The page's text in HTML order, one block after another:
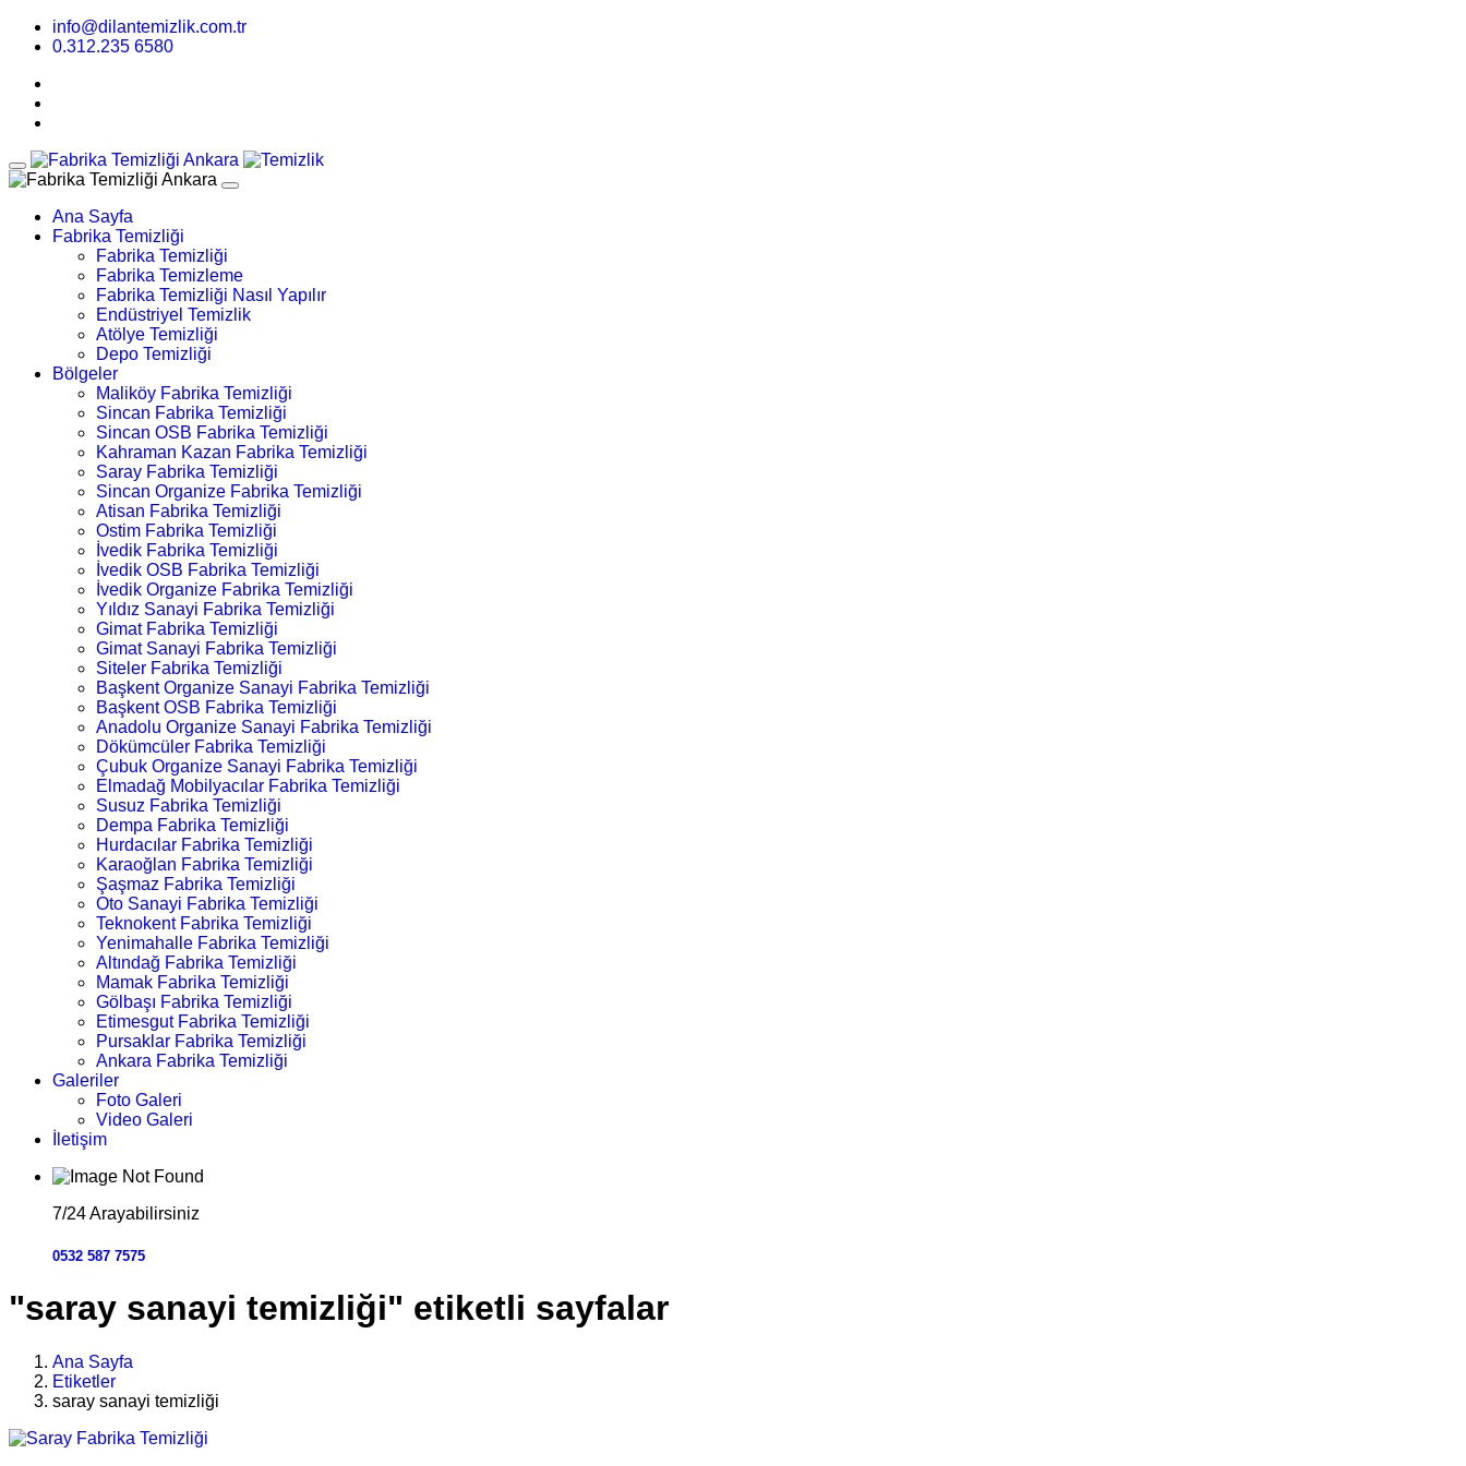
info@dilantemizlik.com.tr
0.312.235 6580
Ana Sayfa
Fabrika Temizliği
Fabrika Temizliği
Fabrika Temizleme
Fabrika Temizliği Nasıl Yapılır
Endüstriyel Temizlik
Atölye Temizliği
Depo Temizliği
Bölgeler
Maliköy Fabrika Temizliği
Sincan Fabrika Temizliği
Sincan OSB Fabrika Temizliği
Kahraman Kazan Fabrika Temizliği
Saray Fabrika Temizliği
Sincan Organize Fabrika Temizliği
Atisan Fabrika Temizliği
Ostim Fabrika Temizliği
İvedik Fabrika Temizliği
İvedik OSB Fabrika Temizliği
İvedik Organize Fabrika Temizliği
Yıldız Sanayi Fabrika Temizliği
Gimat Fabrika Temizliği
Gimat Sanayi Fabrika Temizliği
Siteler Fabrika Temizliği
Başkent Organize Sanayi Fabrika Temizliği
Başkent OSB Fabrika Temizliği
Anadolu Organize Sanayi Fabrika Temizliği
Dökümcüler Fabrika Temizliği
Çubuk Organize Sanayi Fabrika Temizliği
Elmadağ Mobilyacılar Fabrika Temizliği
Susuz Fabrika Temizliği
Dempa Fabrika Temizliği
Hurdacılar Fabrika Temizliği
Karaoğlan Fabrika Temizliği
Şaşmaz Fabrika Temizliği
Oto Sanayi Fabrika Temizliği
Teknokent Fabrika Temizliği
Yenimahalle Fabrika Temizliği
Altındağ Fabrika Temizliği
Mamak Fabrika Temizliği
Gölbaşı Fabrika Temizliği
Etimesgut Fabrika Temizliği
Pursaklar Fabrika Temizliği
Ankara Fabrika Temizliği
Galeriler
Foto Galeri
Video Galeri
İletişim
7/24 Arayabilirsiniz
0532 587 7575
"saray sanayi temizliği" etiketli sayfalar
Ana Sayfa
Etiketler
saray sanayi temizliği